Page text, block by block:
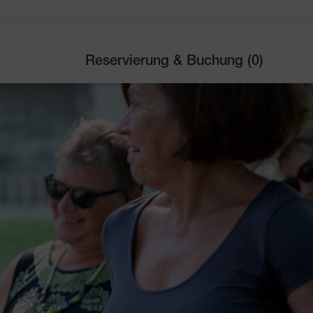
Reservierung & Buchung (0)